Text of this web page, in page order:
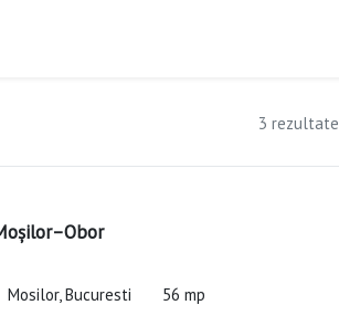
3 rezultate
Mosilor, Bucuresti 56 mp